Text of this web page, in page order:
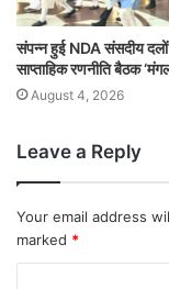
संपन्न हुई NDA संसदीय
साप्ताहिक रणनीति बैठक
August 4, 2026
Leave a Reply
Your email address
marked *